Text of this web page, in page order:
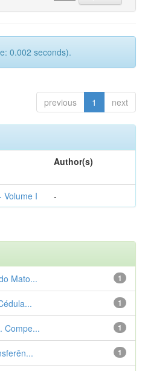
0.002 seconds).
previous 1 next
Author(s)
Volume I -
1
Mato...
1
1
Compe...
1